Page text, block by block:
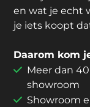
en wat je echt
je iets koopt
Daarom kom
Meer dan
showroom
Showroom